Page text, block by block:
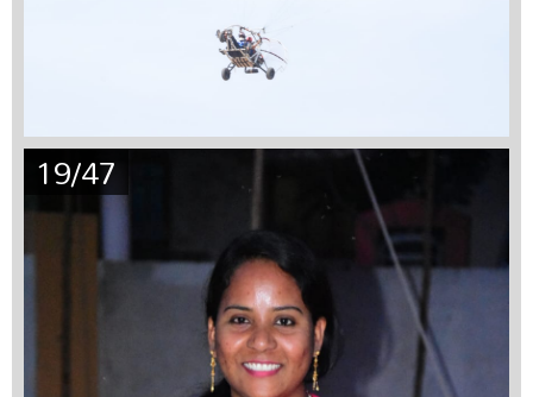
19/47